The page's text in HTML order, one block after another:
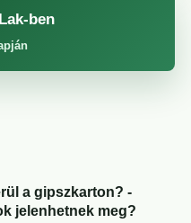
ben
a gipszkarton? -
jelenhetnek meg?